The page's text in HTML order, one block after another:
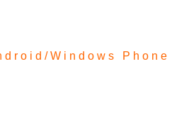
Windows Phone